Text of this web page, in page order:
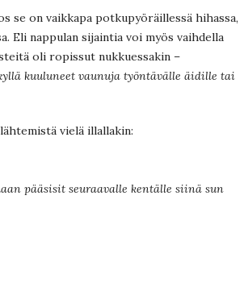
se on vaikkapa potkupyöräillessä hihassa,
Eli nappulan sijaintia voi myös vaihdella
oli ropissut nukkuessakin –
kuuluneet vaunuja työntävälle äidille tai
vielä illallakin:
pääsisit seuraavalle kentälle siinä sun